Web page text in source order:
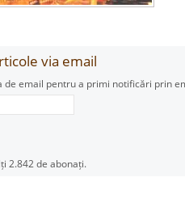
via email
de email pentru a primi notificări prin
2.842 de abonați.